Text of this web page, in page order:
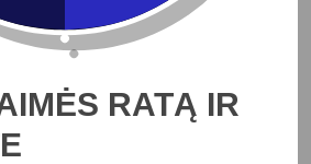
Į KREPŠELĮ
šviestuvas NARISA, 1xE27,
dūmų sp.RATĄ IR